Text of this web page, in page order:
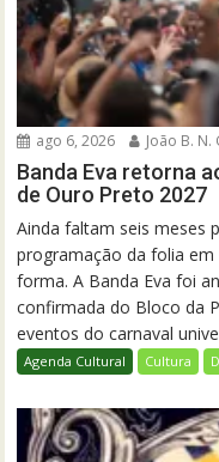
ago 6, 2026 João B. N.
Banda Eva retorna
de Ouro Preto 2027
Ainda faltam seis meses
programação da folia
forma. A Banda Eva foi
confirmada do Bloco da
eventos do carnaval
Agenda Cultural Cultura